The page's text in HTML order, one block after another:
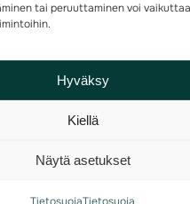
tai peruuttaminen voi
Hyväksy
Kiellä
Näytä asetukset
· Valimotie 10, 00380
Rastilipun asiat:
– Rastilippu:::Rastilipun